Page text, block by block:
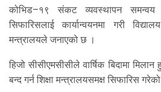
कोभिड–१९ संकट व्यवस्थापन समन्वय
सिफारिसलाई कार्यान्वयनमा गरी
मन्त्रालयले जनाएको छ ।
हिजो सीसीएमसीसीले वार्षिक बिदामा
बन्द गर्न शिक्षा मन्त्रालयसमक्ष सिफारिस